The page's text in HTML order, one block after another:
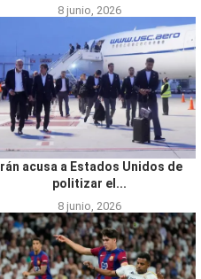
8 junio, 2026
Irán acusa a Estados Unidos de
politizar el...
8 junio, 2026